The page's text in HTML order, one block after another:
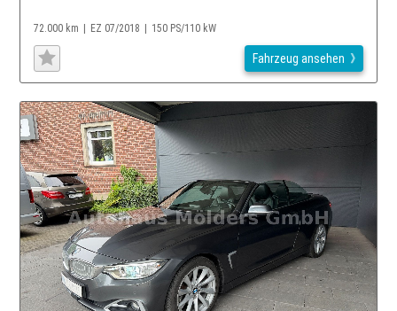
72.000 km EZ 07/2018 150 PS/110 kW
Fahrzeug ansehen